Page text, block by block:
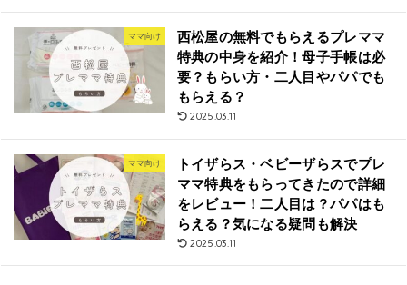
ママ向け
西松屋の無料でもらえるプレママ
特典の中身を紹介！母子手帳は必
要？もらい方・二人目やパパでも
もらえる？
2025.03.11
ママ向け
トイザらス・ベビーザらスでプレ
ママ特典をもらってきたので詳細
をレビュー！二人目は？パパはも
らえる？気になる疑問も解決
2025.03.11